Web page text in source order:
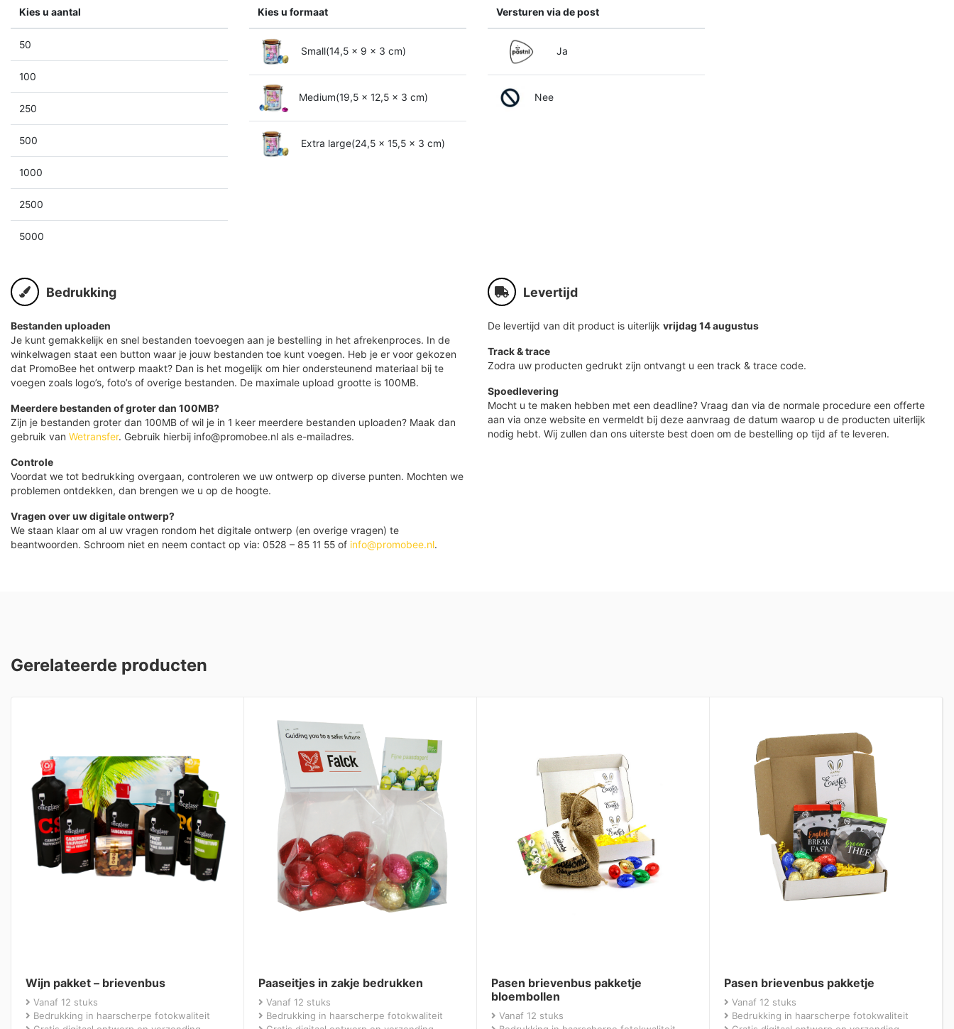
Kies u aantal
50
100
250
500
1000
2500
5000
Kies u formaat
Small(14,5 x 9 x 3 cm)
Medium(19,5 x 12,5 x 3 cm)
Extra large(24,5 x 15,5 x 3 cm)
Versturen via de post
Ja
Nee
Bedrukking
Bestanden uploaden
Je kunt gemakkelijk en snel bestanden toevoegen aan je bestelling in het afrekenproces. In de
winkelwagen staat een button waar je jouw bestanden toe kunt voegen. Heb je er voor gekozen
dat PromoBee het ontwerp maakt? Dan is het mogelijk om hier ondersteunend materiaal bij te
voegen zoals logo’s, foto’s of overige bestanden. De maximale upload grootte is 100MB.
Meerdere bestanden of groter dan 100MB?
Zijn je bestanden groter dan 100MB of wil je in 1 keer meerdere bestanden uploaden? Maak dan
gebruik van Wetransfer. Gebruik hierbij info@promobee.nl als e-mailadres.
Controle
Voordat we tot bedrukking overgaan, controleren we uw ontwerp op diverse punten. Mochten we
problemen ontdekken, dan brengen we u op de hoogte.
Vragen over uw digitale ontwerp?
We staan klaar om al uw vragen rondom het digitale ontwerp (en overige vragen) te
beantwoorden. Schroom niet en neem contact op via: 0528 – 85 11 55 of info@promobee.nl.
Levertijd
De levertijd van dit product is uiterlijk vrijdag 14 augustus
Track & trace
Zodra uw producten gedrukt zijn ontvangt u een track & trace code.
Spoedlevering
Mocht u te maken hebben met een deadline? Vraag dan via de normale procedure een offerte
aan via onze website en vermeldt bij deze aanvraag de datum waarop u de producten uiterlijk
nodig hebt. Wij zullen dan ons uiterste best doen om de bestelling op tijd af te leveren.
Gerelateerde producten
Wijn pakket – brievenbus
Vanaf 12 stuks
Bedrukking in haarscherpe fotokwaliteit
Paaseitjes in zakje bedrukken
Vanaf 12 stuks
Bedrukking in haarscherpe fotokwaliteit
Pasen brievenbus pakketje
bloembollen
Vanaf 12 stuks
Pasen brievenbus pakketje
Vanaf 12 stuks
Bedrukking in haarscherpe fotokwaliteit